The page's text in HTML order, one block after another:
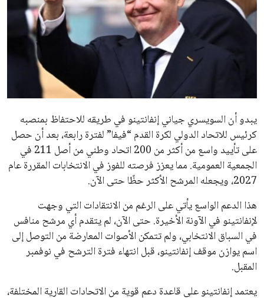
الاخبار الشائعة
إنفانتينو يخطو نحو ولاية رابعة في رئاسة فيفا
عمر إبراهيم
مستثمر هندي بريطاني يسعى لامتلاك حصة
عمر إبراهيم 22 يوليو 2026
تحقق من قهوتك المغشوشة 7 علامات تدل
على جودتها قبل أول رشفة
خالد فؤاد 18 يوليو 2026
القائمة البريدية
انضم إلى قائمة المشتركين لدينا لتحصل على أحدث الأخبار، التحديثات
والعروض الخاصة مباشرة في صندوق بريدك